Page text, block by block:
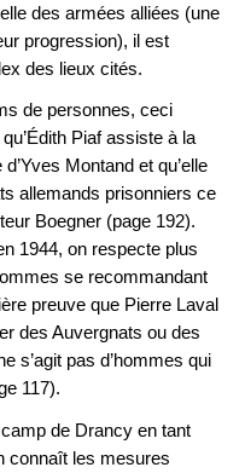
des armées alliées (une
progression), il est
des lieux cités.
de personnes, ceci
Piaf assiste à la
Montand et qu’elle
allemands prisonniers ce
Boegner (page 192).
1944, on respecte plus
se recommandant
preuve que Pierre Laval
des Auvergnats ou des
s’agit pas d’hommes qui
(page 117).
de Drancy en tant
connaît les mesures